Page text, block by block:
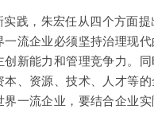
践，朱宏任从四个方面
流企业必须坚持治理现
新能力和管理竞争力。
、资源、技术、人才等
一流企业，要结合企业